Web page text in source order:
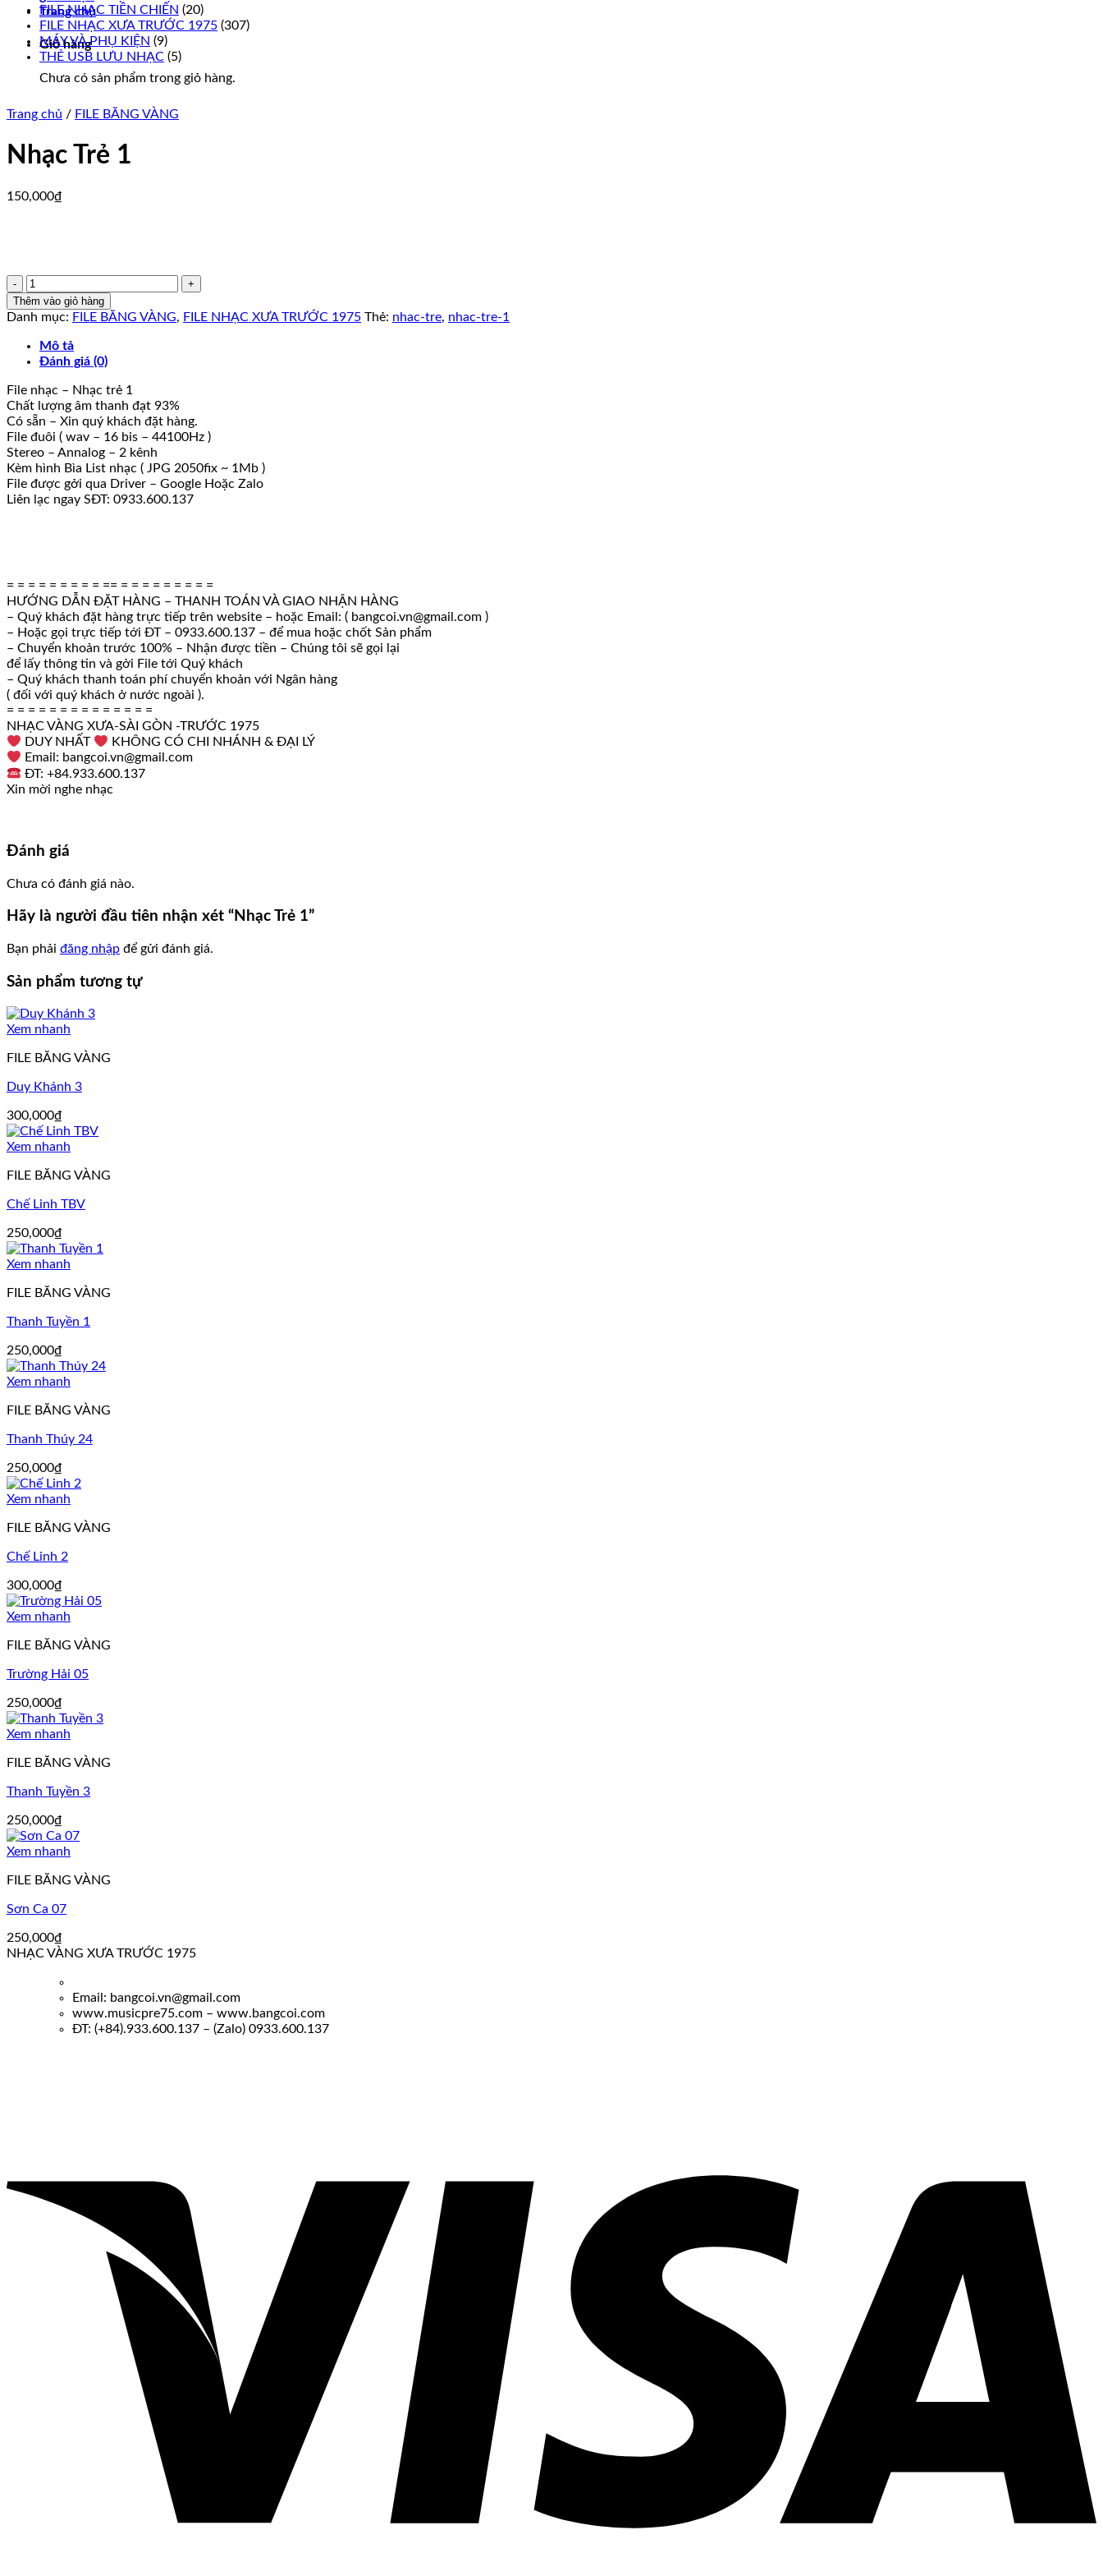
Trang chủ
Giỏ hàng
Chưa có sản phẩm trong giỏ hàng.
FILE NHẠC TIỀN CHIẾN (20)
FILE NHẠC XƯA TRƯỚC 1975 (307)
MÁY VÀ PHỤ KIỆN (9)
THẺ USB LƯU NHẠC (5)
Trang chủ / FILE BĂNG VÀNG
Nhạc Trẻ 1
150,000₫
Nhạc
Trẻ
1
lượng
Thêm vào giỏ hàng
Danh mục: FILE BĂNG VÀNG, FILE NHẠC XƯA TRƯỚC 1975 Thẻ: nhac-tre, nhac-tre-1
Mô tả
Đánh giá (0)
File nhạc – Nhạc trẻ 1
Chất lượng âm thanh đạt 93%
Có sẵn – Xin quý khách đặt hàng.
File đuôi ( wav – 16 bis – 44100Hz )
Stereo – Annalog – 2 kênh
Kèm hình Bìa List nhạc ( JPG 2050fix ~ 1Mb )
File được gởi qua Driver – Google Hoặc Zalo
Liên lạc ngay SĐT: 0933.600.137
= = = = = = = = = == = = = = = = = = =
HƯỚNG DẪN ĐẶT HÀNG – THANH TOÁN VÀ GIAO NHẬN HÀNG
– Quý khách đặt hàng trực tiếp trên website – hoặc Email: ( bangcoi.vn@gmail.com )
– Hoặc gọi trực tiếp tới ĐT – 0933.600.137 – để mua hoặc chốt Sản phẩm
– Chuyển khoản trước 100% – Nhận được tiền – Chúng tôi sẽ gọi lại
để lấy thông tin và gởi File tới Quý khách
– Quý khách thanh toán phí chuyển khoản với Ngân hàng
( đối với quý khách ở nước ngoài ).
= = = = = = = = = = = = = =
NHẠC VÀNG XƯA-SÀI GÒN -TRƯỚC 1975
DUY NHẤT
KHÔNG CÓ CHI NHÁNH & ĐẠI LÝ
Email: bangcoi.vn@gmail.com
ĐT: +84.933.600.137
Xin mời nghe nhạc
Đánh giá
Chưa có đánh giá nào.
Hãy là người đầu tiên nhận xét “Nhạc Trẻ 1”
Bạn phải đăng nhập để gửi đánh giá.
Sản phẩm tương tự
Xem nhanh
FILE BĂNG VÀNG
Duy Khánh 3
300,000₫
Xem nhanh
FILE BĂNG VÀNG
Chế Linh TBV
250,000₫
Xem nhanh
FILE BĂNG VÀNG
Thanh Tuyền 1
250,000₫
Xem nhanh
FILE BĂNG VÀNG
Thanh Thúy 24
250,000₫
Xem nhanh
FILE BĂNG VÀNG
Chế Linh 2
300,000₫
Xem nhanh
FILE BĂNG VÀNG
Trường Hải 05
250,000₫
Xem nhanh
FILE BĂNG VÀNG
Thanh Tuyền 3
250,000₫
Xem nhanh
FILE BĂNG VÀNG
Sơn Ca 07
250,000₫
NHẠC VÀNG XƯA TRƯỚC 1975
Email: bangcoi.vn@gmail.com
www.musicpre75.com – www.bangcoi.com
ĐT: (+84).933.600.137 – (Zalo) 0933.600.137